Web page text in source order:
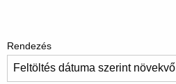
Rendezés